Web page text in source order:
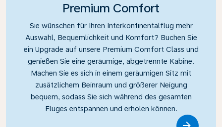
Premium Comfort
Sie wünschen für Ihren Interkontinentalflug mehr
Auswahl, Bequemlichkeit und Komfort? Buchen Sie
ein Upgrade auf unsere Premium Comfort Class und
genießen Sie eine geräumige, abgetrennte Kabine.
Machen Sie es sich in einem geräumigen Sitz mit
zusätzlichem Beinraum und größerer Neigung
bequem, sodass Sie sich während des gesamten
Fluges entspannen und erholen können.